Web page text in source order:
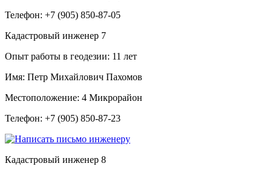
Телефон: +7 (905) 850-87-05
Кадастровый инженер 7
Опыт работы в геодезии: 11 лет
Имя: Петр Михайлович Пахомов
Местоположение: 4 Микрорайон
Телефон: +7 (905) 850-87-23
Кадастровый инженер 8